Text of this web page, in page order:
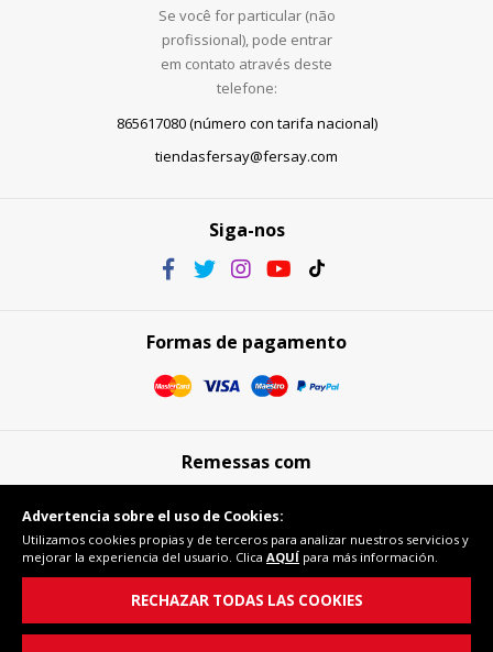
Se você for particular (não
profissional), pode entrar
em contato através deste
telefone:
865617080 (número con tarifa nacional)
tiendasfersay@fersay.com
Siga-nos
Formas de pagamento
Remessas com
Compra segura
Advertencia sobre el uso de Cookies:
Utilizamos cookies propias y de terceros para analizar nuestros servicios y
mejorar la experiencia del usuario. Clica AQUÍ para más información.
RECHAZAR TODAS LAS COOKIES